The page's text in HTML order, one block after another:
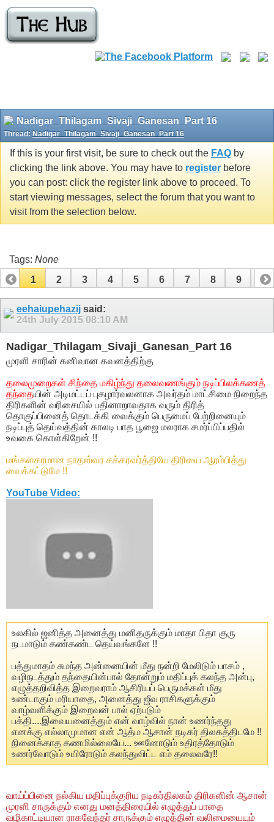
Nadigar_Thilagam_Sivaji_Ganesan_Part 16
Thread: Nadigar_Thilagam_Sivaji_Ganesan_Part 16
If this is your first visit, be sure to check out the FAQ by
clicking the link above. You may have to register before
you can post: click the register link above to proceed. To
start viewing messages, select the forum that you want to
visit from the selection below.
Tags: None
1
2 3 4 5 6 7 8 9 10
11 12 13
eehaiupehazij said:
24th July 2015 08:10 AM
Nadigar_Thilagam_Sivaji_Ganesan_Part 16
முரளி சாரின் கனிவான கவனத்திற்கு
தலைமுறைகள் சிந்தை மகிழ்ந்து தலைவணங்கும் நடிப்பிலக்கணத்
தந்தையின் அடிமட்டப் புகழார்வலனாக அவர்தம் மாட்சிமை நிறைந்த
திரிகளின் வரிசையில் பதினாறாவதாக வரும் திரித்
தொகுப்பினைத் தொடக்கி வைக்கும் பெருமைப் பேற்றினையும்
நடிப்புத் தெய்வத்தின் காலடி பாத பூஜை மலராக சமர்ப்பிப்பதில்
உவகை கொள்கிறேன் !!
மங்களகரமான நாதஸ்வர சக்கரவர்த்தியே திரியை ஆரம்பித்து
வைக்கட்டுமே !!
YouTube Video:
உலகில் ஜனித்த அனைத்து மனிதருக்கும் மாதா பிதா குரு
நடமாடும் கண்கண்ட தெய்வங்களே !!
பத்துமாதம் சுமந்த அன்னையின் மீது நன்றி மேலிடும் பாசம் ,
வழிநடத்தும் தந்தையின்பால் தோன்றும் மதிப்புக் கலந்த அன்பு,
எழுத்தறிவித்த இறைவராம் ஆசிரியப் பெருமக்கள் மீது
உண்டாகும் மரியாதை, அனைத்து ஜீவ ராசிகளுக்கும்
வாழ்வளிக்கும் இறைவன் பால் ஏற்படும்
பக்தி....இவையனைத்தும் என் வாழ்வில் நான் உணர்ந்தது
எனக்கு எல்லாமுமான என் ஆத்ம ஆசான் நடிகர் திலகத்திடமே !!
நினைக்காத கணமில்லையே... ஊனோடும் உதிரத்தோடும்
உணர்வோடும் உயிரோடும் கலந்துவிட்ட எம் தலைவரே!!
வாய்ப்பினை நல்கிய மதிப்புக்குரிய நடிகர்திலகம் திரிகளின் ஆசான்
முரளி சாருக்கும் எனது மனத்திரையில் எழுத்துப் பாதை
வழிகாட்டியான ராகவேந்தர் சாருக்கும் எழுத்தின் வலிமையையும்